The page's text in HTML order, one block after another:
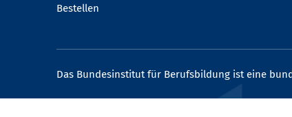
Bestellen
Das Bundesinstitut für Berufsbildung ist eine